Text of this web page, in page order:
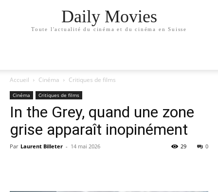
Daily Movies
Toute l'actualité du cinéma et du cinéma en Suisse
Accueil Cinéma Critiques de films
Cinéma Critiques de films
In the Grey, quand une zone
grise apparaît inopinément
Par Laurent Billeter - 14 mai 2026 0
29